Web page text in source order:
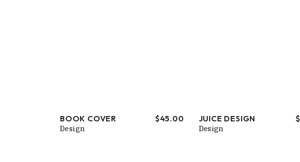
BOOK COVER $45.00
Design
JUICE DESIGN $
Design